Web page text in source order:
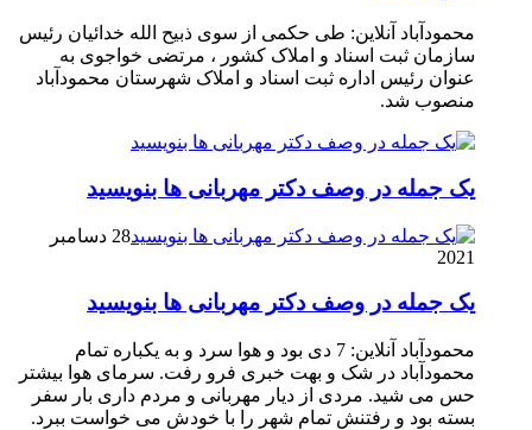
محمودآباد آنلاین: طی حکمی از سوی ذبیح الله خدائیان رئیس
سازمان ثبت اسناد و املاک کشور ، مرتضی خواجوی به
عنوان رئیس اداره ثبت اسناد و املاک شهرستان محمودآباد
منصوب شد.
یک جمله در وصف دکتر مهربانی ها بنویسید
28 دسامبر
2021
یک جمله در وصف دکتر مهربانی ها بنویسید
محمودآباد آنلاین: 7 دی بود و هوا سرد و به یکباره تمام
محمودآباد در شک و بهت خبری فرو رفت. سرمای هوا بیشتر
حس می شید. مردی از دیار مهربانی و مردم داری بار سفر
بسته بود و رفتنش تمام شهر را با خودش می خواست ببرد.